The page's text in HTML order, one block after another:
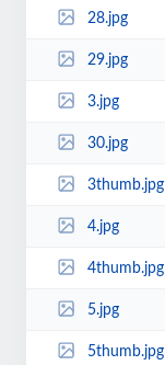
28.jpg
29.jpg
3.jpg
30.jpg
3thumb.jpg
4.jpg
4thumb.jpg
5.jpg
5thumb.jpg